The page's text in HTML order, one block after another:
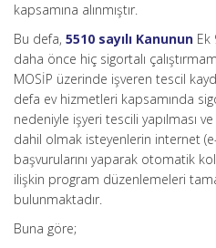
kapsamına alınmıştır.
Bu defa, 5510 sayılı Kanunun Ek
daha önce hiç sigortalı
MOSİP üzerinde işveren tescil
defa ev hizmetleri kapsamında
nedeniyle işyeri tescili yapılması
dahil olmak isteyenlerin internet
başvurularını yaparak otomatik
ilişkin program düzenlemeleri
bulunmaktadır.
Buna göre;